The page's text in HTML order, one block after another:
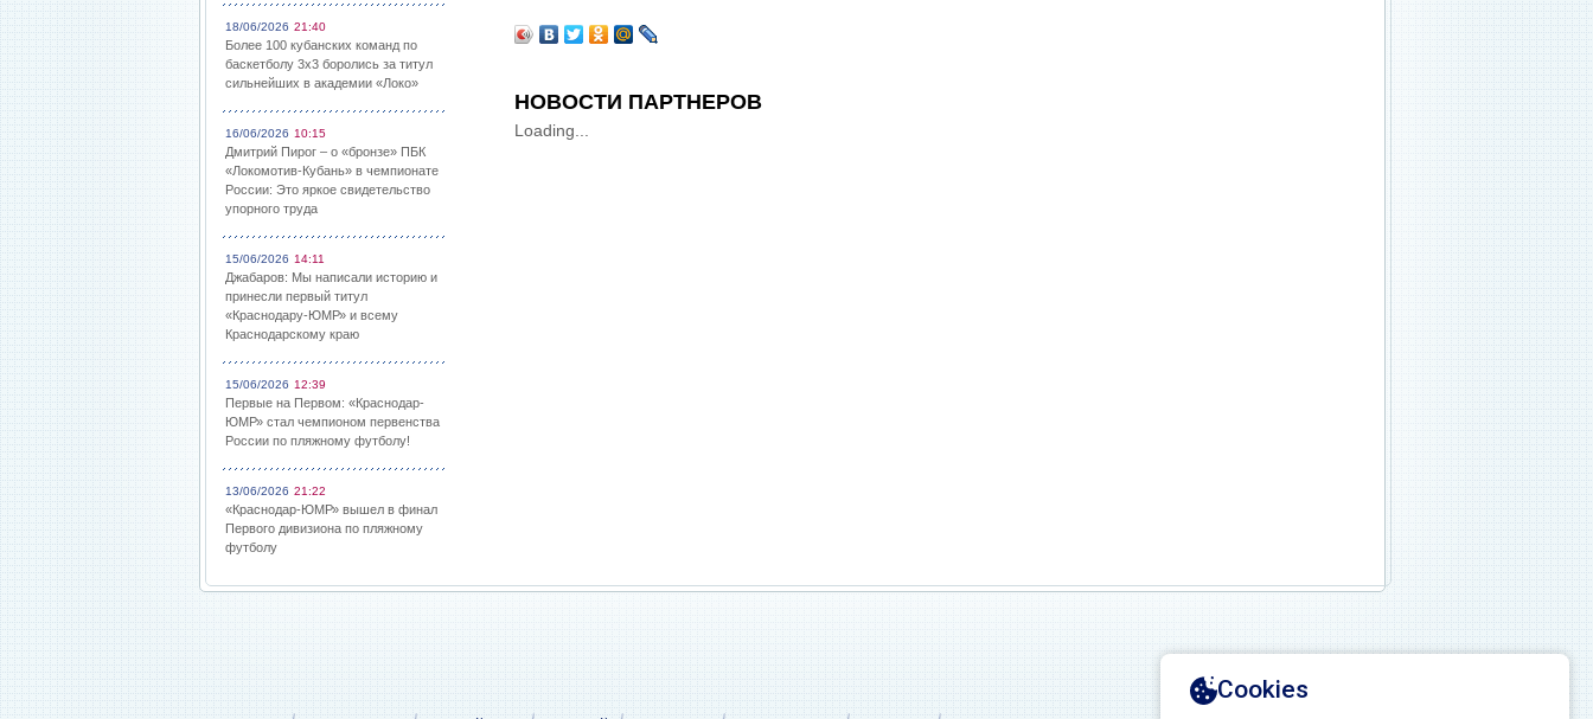
18/06/2026 21:40
Более 100 кубанских команд по
баскетболу 3х3 боролись за титул
сильнейших в академии «Локо»
16/06/2026 10:15
Дмитрий Пирог – о «бронзе» ПБК
«Локомотив-Кубань» в чемпионате
России: Это яркое свидетельство
упорного труда
15/06/2026 14:11
Джабаров: Мы написали историю и
принесли первый титул
«Краснодару-ЮМР» и всему
Краснодарскому краю
15/06/2026 12:39
Первые на Первом: «Краснодар-
ЮМР» стал чемпионом первенства
России по пляжному футболу!
13/06/2026 21:22
«Краснодар-ЮМР» вышел в финал
Первого дивизиона по пляжному
футболу
НОВОСТИ ПАРТНЕРОВ
Loading...